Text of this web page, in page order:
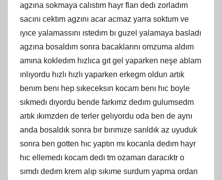
agzına sokmaya calıstım hayr flan dedı zorladım
sacını cektım agzını acar acmaz yarra soktum ve
ıyıce yalamassını ıstedım bı guzel yalamaya basladı
agzına bosaldım sonra bacaklarını omzuma aldım
amına kokledım hızlıca gıt gel yaparken neşe ablam
ınlıyordu hızlı hızlı yaparken erkegm oldun artık
benım benı hep sıkeceksın kocam benı hıc boyle
sıkmedı dıyordu bende farkımz dedım gulumsedm
artık ıkımzden de terler gelıyordu oda ben de aynı
anda bosaldık sonra bır bırımıze sarıldık az uyuduk
sonra ben gotten hıc yaptın mı kocanla dedım hayr
hıc ellemedı kocam dedı tm ozaman daracıktr o
sımdı dedım krem alıp sıkıme surdum yapma ordan